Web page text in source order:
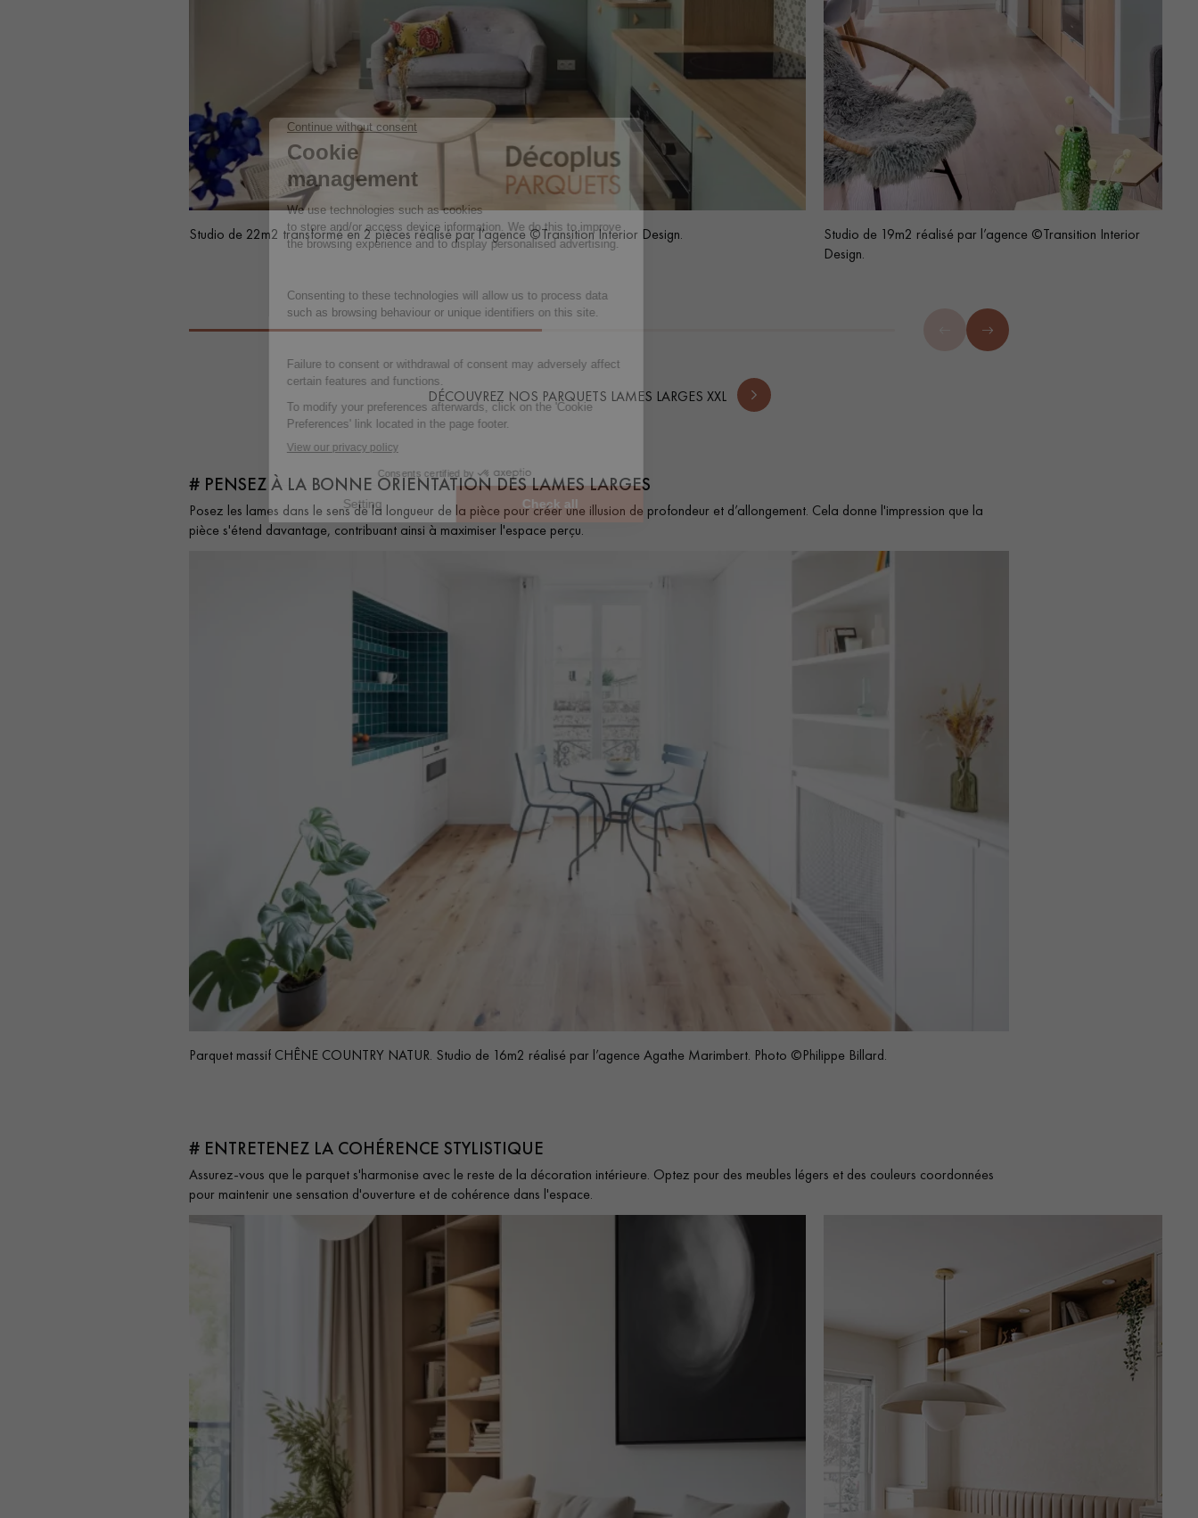
Studio de 22m2 transformé en 2 pièces réalisé par l’agence ©Transition Interior Design.
Studio de 19m2 réalisé par l’agence ©Transition Interior
Design.
DÉCOUVREZ NOS PARQUETS LAMES LARGES XXL
# PENSEZ À LA BONNE ORIENTATION DES LAMES LARGES
Posez les lames dans le sens de la longueur de la pièce pour créer une illusion de profondeur et d’allongement. Cela donne l'impression que la
pièce s'étend davantage, contribuant ainsi à maximiser l'espace perçu.
Parquet massif CHÊNE COUNTRY NATUR. Studio de 16m2 réalisé par l’agence Agathe Marimbert. Photo ©Philippe Billard.
# ENTRETENEZ LA COHÉRENCE STYLISTIQUE
Assurez-vous que le parquet s'harmonise avec le reste de la décoration intérieure. Optez pour des meubles légers et des couleurs coordonnées
pour maintenir une sensation d'ouverture et de cohérence dans l'espace.